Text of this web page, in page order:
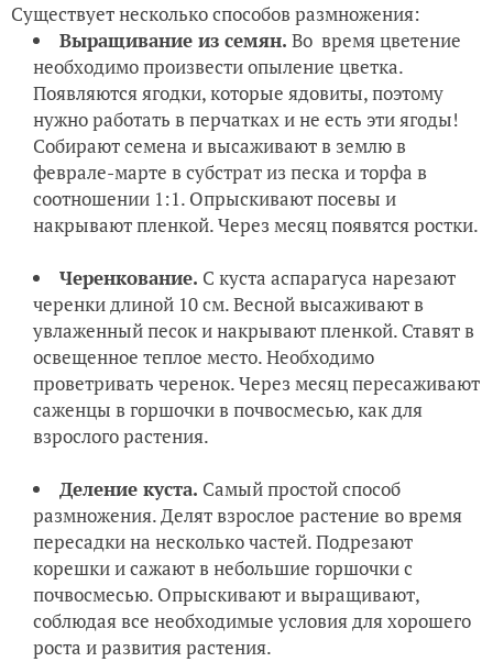
Существует несколько способов размножения:
Выращивание из семян. Во время цветение
необходимо произвести опыление цветка.
Появляются ягодки, которые ядовиты, поэтому
нужно работать в перчатках и не есть эти ягоды!
Собирают семена и высаживают в землю в
феврале-марте в субстрат из песка и торфа в
соотношении 1:1. Опрыскивают посевы и
накрывают пленкой. Через месяц появятся ростки.
Черенкование. С куста аспарагуса нарезают
черенки длиной 10 см. Весной высаживают в
увлаженный песок и накрывают пленкой. Ставят в
освещенное теплое место. Необходимо
проветривать черенок. Через месяц пересаживают
саженцы в горшочки в почвосмесью, как для
взрослого растения.
Деление куста. Самый простой способ
размножения. Делят взрослое растение во время
пересадки на несколько частей. Подрезают
корешки и сажают в небольшие горшочки с
почвосмесью. Опрыскивают и выращивают,
соблюдая все необходимые условия для хорошего
роста и развития растения.